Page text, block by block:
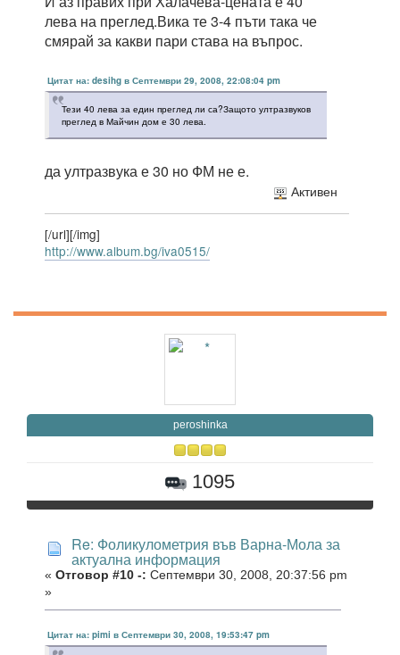
лева на преглед.Вика те 3-4 пъти така че
смярай за какви пари става на въпрос.
Цитат на: desihg в Септември 29, 2008, 22:08:04 pm
Тези 40 лева за един преглед ли са?Защото ултразвуков
преглед в Майчин дом е 30 лева.
да ултразвука е 30 но ФМ не е.
Активен
[/url][/img]
http://www.album.bg/iva0515/
peroshinka
1095
Re: Фоликулометрия във Варна-Мола за
актуална информация
« Отговор #10 -: Септември 30, 2008, 20:37:56 pm
»
Цитат на: pimi в Септември 30, 2008, 19:53:47 pm